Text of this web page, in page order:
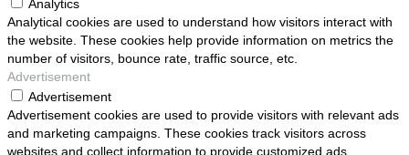
Analytics
Analytical cookies are used to understand how visitors interact with
the website. These cookies help provide information on metrics the
number of visitors, bounce rate, traffic source, etc.
Advertisement
Advertisement
Advertisement cookies are used to provide visitors with relevant ads
and marketing campaigns. These cookies track visitors across
websites and collect information to provide customized ads.